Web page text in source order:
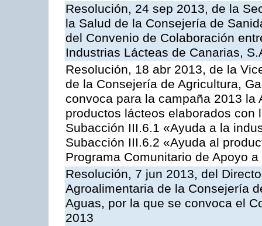
Resolución, 24 sep 2013, de la
la Salud de la Consejería de
del Convenio de Colaboración
Industrias Lácteas de Canarias,
Resolución, 18 abr 2013, de la
de la Consejería de Agricultura,
convoca para la campaña 2013
productos lácteos elaborados
Subacción III.6.1 «Ayuda a la
Subacción III.6.2 «Ayuda al
Programa Comunitario de Apoyo
Resolución, 7 jun 2013, del
Agroalimentaria de la Consejería
Aguas, por la que se convoca el
2013